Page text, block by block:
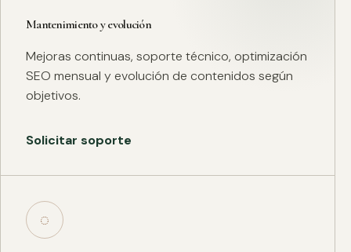
Mantenimiento y evolución
Mejoras continuas, soporte técnico, optimización
SEO mensual y evolución de contenidos según
objetivos.
Solicitar soporte
◌